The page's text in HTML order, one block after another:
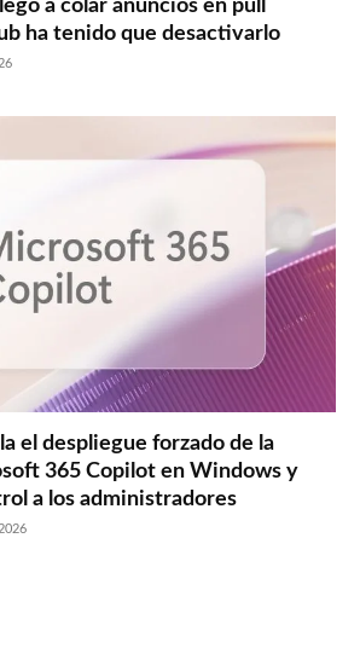
a colar anuncios en pull
ha tenido que desactivarlo
el despliegue forzado de la
365 Copilot en Windows y
a los administradores